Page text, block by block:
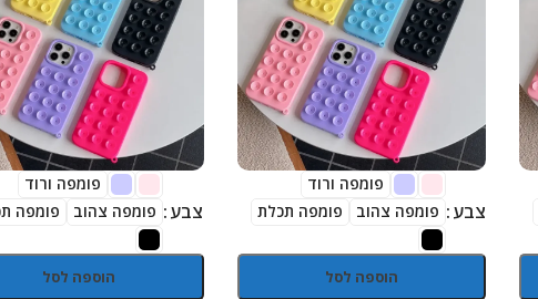
צבע
פומפה ורוד
פומפה צהוב
פומפה תכלת
הוספה לסל
צבע
פומפה ורוד
פומפה צהוב
פומפה
הוספה לסל